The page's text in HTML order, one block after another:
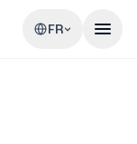
FR